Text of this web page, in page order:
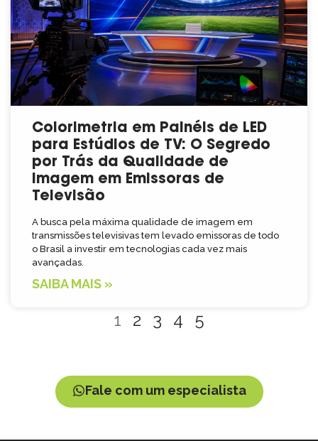
Colorimetria em Painéis de LED
para Estúdios de TV: O Segredo
por Trás da Qualidade de
Imagem em Emissoras de
Televisão
A busca pela máxima qualidade de imagem em
transmissões televisivas tem levado emissoras de todo
o Brasil a investir em tecnologias cada vez mais
avançadas.
SAIBA MAIS »
1 2 3 4 5
Fale com um especialista